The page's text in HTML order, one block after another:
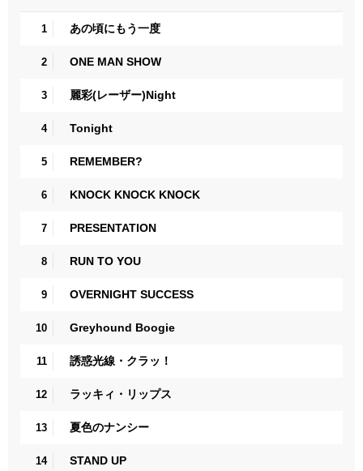
1 あの頃にもう一度
2 ONE MAN SHOW
3 麗彩(レーザー)Night
4 Tonight
5 REMEMBER?
6 KNOCK KNOCK KNOCK
7 PRESENTATION
8 RUN TO YOU
9 OVERNIGHT SUCCESS
10 Greyhound Boogie
11 誘惑光線・クラッ！
12 ラッキィ・リップス
13 夏色のナンシー
14 STAND UP